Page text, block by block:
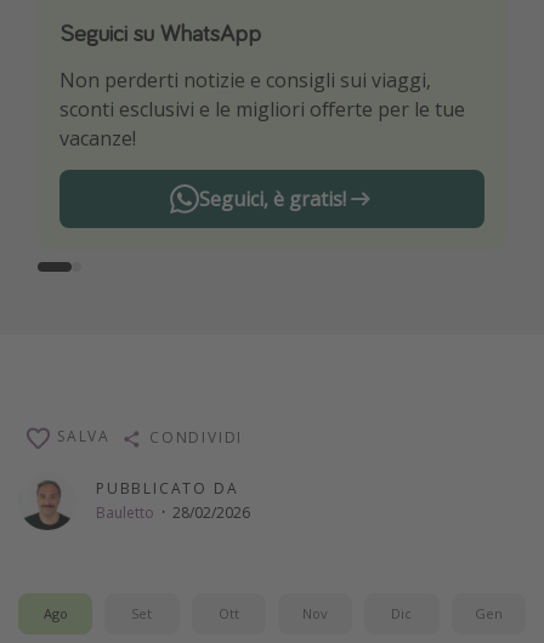
Seguici su WhatsApp
Non perderti notizie e consigli sui viaggi,
sconti esclusivi e le migliori offerte per le tue
vacanze!
Seguici, è gratis!
Scarica la nostra App
Sii il primo a conoscere le migliori offerte di
viaggio
PUBBLICATO DA
Bauletto · 28/02/2026
SALVA CONDIVIDI
Ago Set Ott Nov Dic Gen